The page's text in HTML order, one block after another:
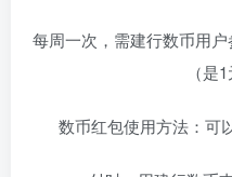
每周一次，需建行数币用
（是
数币红包使用方法：可